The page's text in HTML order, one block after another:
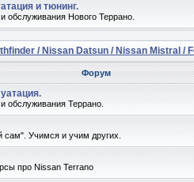
и тюнинг.
обслуживания Нового Террано.
/ Nissan Datsun / Nissan Mistral /
Форум
обслуживания Террано.
сам". Учимся и учим других.
про Nissan Terrano